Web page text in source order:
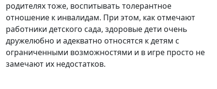
родителях тоже, воспитывать толерантное
отношение к инвалидам. При этом, как отмечают
работники детского сада, здоровые дети очень
дружелюбно и адекватно относятся к детям с
ограниченными возможностями и в игре просто не
замечают их недостатков.